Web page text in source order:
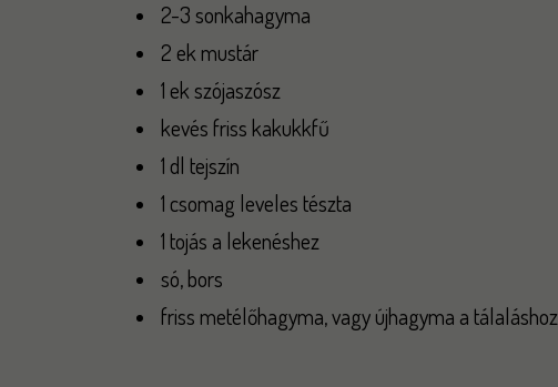
2-3 sonkahagyma
2 ek mustár
1 ek szójaszósz
kevés friss kakukkfű
1 dl tejszín
1 csomag leveles tészta
1 tojás a lekenéshez
só, bors
friss metélőhagyma, vagy újhagyma a tálaláshoz